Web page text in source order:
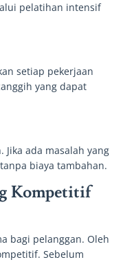
pelatihan intensif
setiap pekerjaan
yang dapat
ada masalah yang
biaya tambahan.
Kompetitif
bagi pelanggan. Oleh
Sebelum